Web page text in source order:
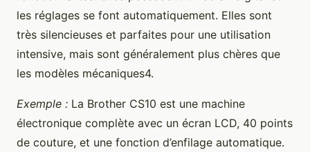
les réglages se font automatiquement. Elles sont
très silencieuses et parfaites pour une utilisation
intensive, mais sont généralement plus chères que
les modèles mécaniques4.
Exemple : La Brother CS10 est une machine
électronique complète avec un écran LCD, 40 points
de couture, et une fonction d’enfilage automatique.